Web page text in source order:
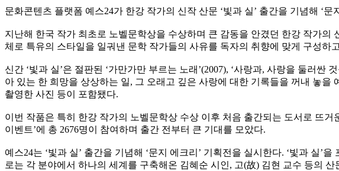
문화콘텐츠 플랫폼 예스24가 한강 작가의 신작 산문 ‘빛과 실’ 출간을 기념해 ‘
지난해 한국 작가 최초로 노벨문학상을 수상하며 큰 감동을 안겼던 한강 작가의
체로 특유의 스타일을 일궈낸 문학 작가들의 사유를 독자의 취향에 맞게 구성하
신간 ‘빛과 실’은 절판된 ‘가만가만 부르는 노래’(2007), ‘사랑과, 사랑을 둘러
아 있는 한 희망을 상상하는 일, 그 오래고 깊은 사랑에 대한 기록들을 꺼내 놓
촬영한 사진 등이 포함됐다.
이번 작품은 특히 한강 작가의 노벨문학상 수상 이후 처음 출간되는 도서로 뜨
이벤트’에 총 2676명이 참여하며 출간 전부터 큰 기대를 모았다.
예스24는 ‘빛과 실’ 출간을 기념해 ‘문지 에크리’ 기획전을 실시한다. ‘빛과 실’
로는 각 분야에서 하나의 세계를 구축해온 김혜순 시인, 고(故) 김현 교수 등의 산